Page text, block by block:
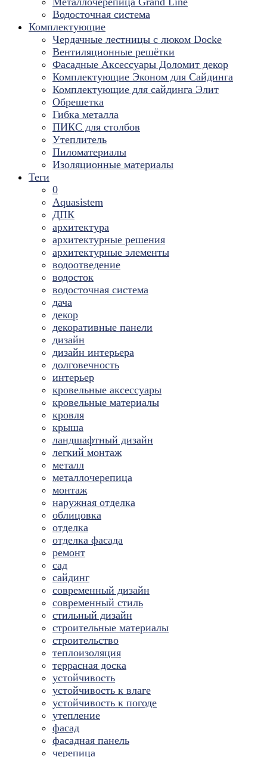
Водосточная система
Комплектующие
Чердачные лестницы с люком Docke
Вентиляционные решётки
Фасадные Аксессуары Доломит декор
Комплектующие Эконом для Сайдинга
Комплектующие для cайдинга Элит
Обрешетка
Гибка металла
ПИКС для столбов
Утеплитель
Пиломатериалы
Изоляционные материалы
Теги
0
Aquasistem
ДПК
архитектура
архитектурные решения
архитектурные элементы
водоотведение
водосток
водосточная система
дача
декор
декоративные панели
дизайн
дизайн интерьера
долговечность
интерьер
кровельные аксессуары
кровельные материалы
кровля
крыша
ландшафтный дизайн
легкий монтаж
металл
металлочерепица
монтаж
наружная отделка
облицовка
отделка
отделка фасада
ремонт
сад
сайдинг
современный дизайн
современный стиль
стильный дизайн
строительные материалы
строительство
теплоизоляция
террасная доска
устойчивость
устойчивость к влаге
устойчивость к погоде
утепление
фасад
фасадная панель
черепица